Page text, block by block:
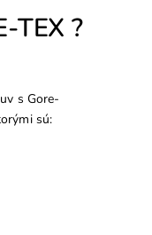
TEX ?
s Gore-
sú: